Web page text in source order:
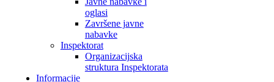
oglasi
Završene javne
nabavke
Inspektorat
Organizacijska
struktura Inspektorata
Informacije